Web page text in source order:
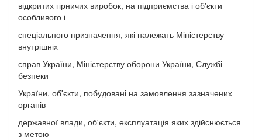
відкритих гірничих виробок, на підприємства і об'єкти
особливого і
спеціального призначення, які належать Міністерству
внутрішніх
справ України, Міністерству оборони України, Службі
безпеки
України, об'єкти, побудовані на замовлення зазначених
органів
державної влади, об'єкти, експлуатація яких здійснюється
з метою